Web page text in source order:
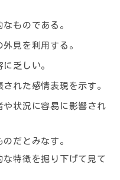
ものである。
見を利用する。
乏しい。
れた感情表現を示す。
や状況に容易に影響され
だとみなす。
特徴を掘り下げて見て